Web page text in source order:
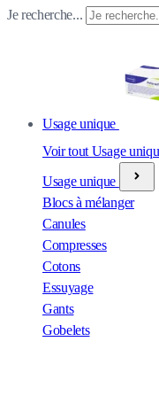
Je recherche...
Usage unique
Voir tout Usage
Usage unique
Blocs à mélanger
Canules
Compresses
Cotons
Essuyage
Gants
Gobelets